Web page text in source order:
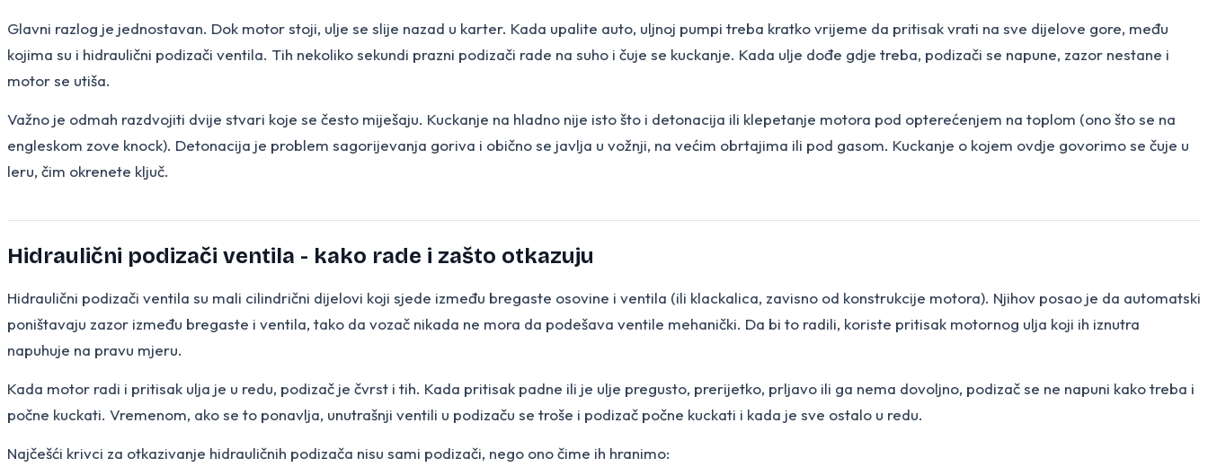
Glavni razlog je jednostavan. Dok motor stoji, ulje se slije nazad u karter. Kada upalite auto, uljnoj pumpi treba kratko vrijeme da pritisak vrati na sve dijelove gore, među
kojima su i hidraulični podizači ventila. Tih nekoliko sekundi prazni podizači rade na suho i čuje se kuckanje. Kada ulje dođe gdje treba, podizači se napune, zazor nestane i
motor se utiša.
Važno je odmah razdvojiti dvije stvari koje se često miješaju. Kuckanje na hladno nije isto što i detonacija ili klepetanje motora pod opterećenjem na toplom (ono što se na
engleskom zove knock). Detonacija je problem sagorijevanja goriva i obično se javlja u vožnji, na većim obrtajima ili pod gasom. Kuckanje o kojem ovdje govorimo se čuje u
leru, čim okrenete ključ.
Hidraulični podizači ventila - kako rade i zašto otkazuju
Hidraulični podizači ventila su mali cilindrični dijelovi koji sjede između bregaste osovine i ventila (ili klackalica, zavisno od konstrukcije motora). Njihov posao je da automatski
poništavaju zazor između bregaste i ventila, tako da vozač nikada ne mora da podešava ventile mehanički. Da bi to radili, koriste pritisak motornog ulja koji ih iznutra
napuhuje na pravu mjeru.
Kada motor radi i pritisak ulja je u redu, podizač je čvrst i tih. Kada pritisak padne ili je ulje pregusto, prerijetko, prljavo ili ga nema dovoljno, podizač se ne napuni kako treba i
počne kuckati. Vremenom, ako se to ponavlja, unutrašnji ventili u podizaču se troše i podizač počne kuckati i kada je sve ostalo u redu.
Najčešći krivci za otkazivanje hidrauličnih podizača nisu sami podizači, nego ono čime ih hranimo: